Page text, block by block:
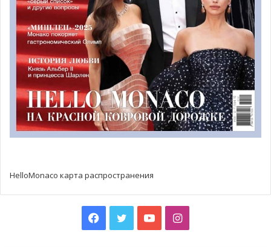
закусок (при этом весьма сытных!), переходите к
карпаччо из дорады с тремя соусами или же к осьминогу
на гриле, по традиции высушенному на открытом
воздухе солнечного Эгейского побережья. Здесь вам
предложат выбрать любую понравившуюся свежую
рыбу, а также способ её приготовления: гриль, карпаччо
или в соляной корочке.
HelloMonaco карта распространения
Facebook
TwitterYouTubeInstagram